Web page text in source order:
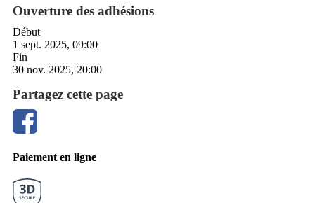
Ouverture des adhésions
Début
1 sept. 2025, 09:00
Fin
30 nov. 2025, 20:00
Partagez cette page
Paiement en ligne